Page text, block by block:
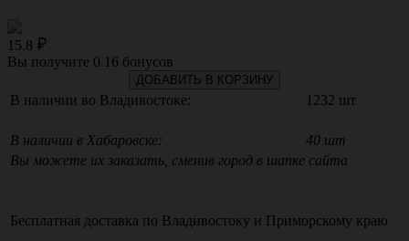
15.8
Вы получите 0.16 бонусов
ДОБАВИТЬ В КОРЗИНУ
В наличии во Владивостоке: 1232 шт
В наличии в Хабаровске:
40 шт
Вы можете их заказать, сменив город в шапке сайта
Бесплатная доставка по Владивостоку и Приморскому краю